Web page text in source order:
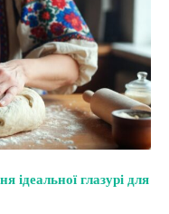
ідеальної глазурі для